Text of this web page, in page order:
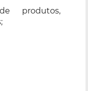
produtos,